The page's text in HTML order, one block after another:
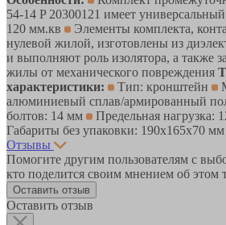
54-14 P 20300121 имеет
120 мм.кв
Элементы комплекта,
нулевой жилой, изготовлены из
и выполняют роль изолятора, а также
жилы от механического повреждения
характеристики:
Тип: кронштейн
алюминиевый сплав/армированный
болтов: 14 мм
Предельная нагрузка:
Габариты без упаковки: 190х165х70 мм
Отзывы
Помогите другим пользователям с
кто поделится своим мнением об этом
Оставить отзыв
Оставить отзыв